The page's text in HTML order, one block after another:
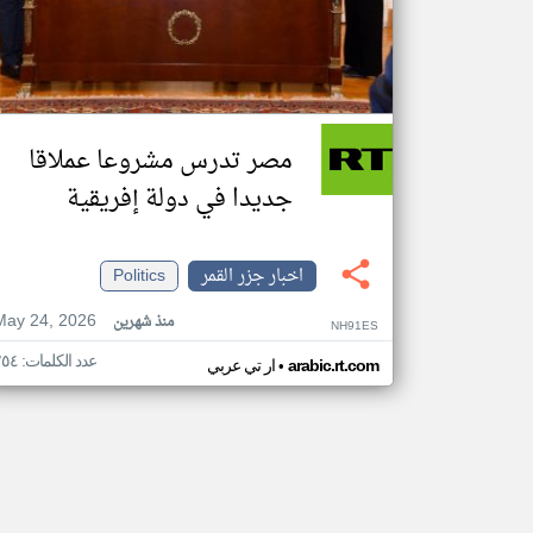
مصر تدرس مشروعا عملاقا
جديدا في دولة إفريقية
اخبار جزر القمر
Politics
24, 2026
منذ شهرين NH91ES
ار تي عربي• arabic.rt.com عدد الكلمات: ٢٥٤